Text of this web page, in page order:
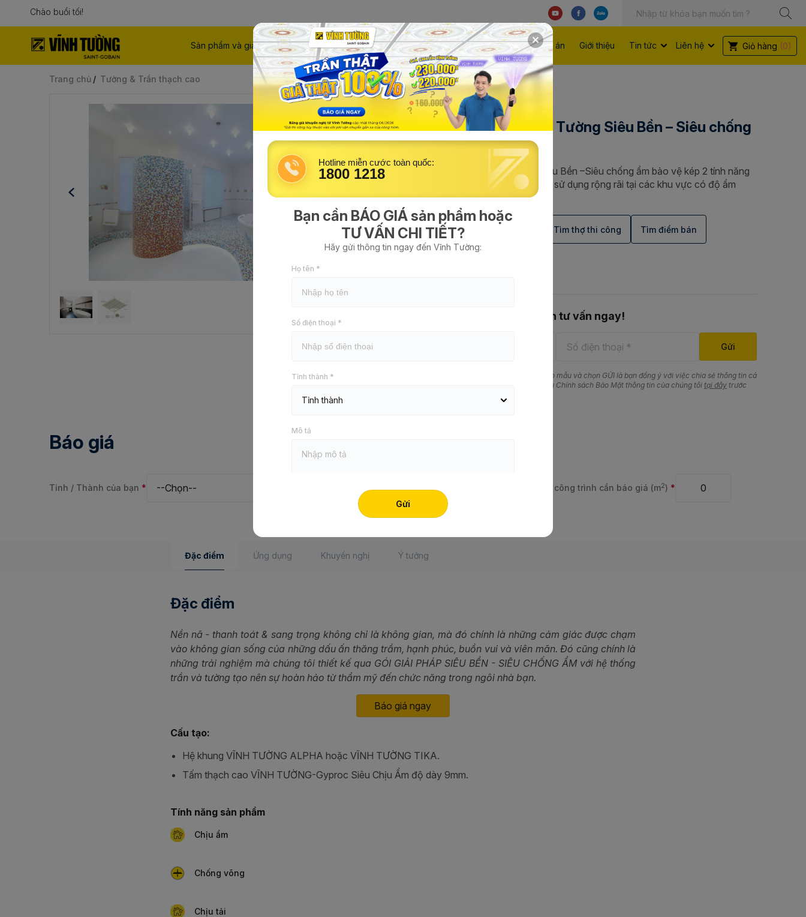
Hotline miễn cước toàn quốc:
1800 1218
Bạn cần BÁO GIÁ sản phẩm hoặc
TƯ VẤN CHI TIẾT?
Hãy gửi thông tin ngay đến Vĩnh Tường:
Họ tên *
Số điện thoại *
Tỉnh thành *
Mô tả
Sản phẩm và giải pháp Mẫu trần nhà đẹp Hỗ trợ kỹ thuật Tìm thợ thi công Dự án Giới thiệu Tin tức Liên hệ Giỏ hàng (0)
Chào buổi tối!
Trang chủ Tường & Trần thạch cao
Trần Thạch Cao Vĩnh Tường Siêu Bền – Siêu chống
ẩm
Trần Thạch Cao Vĩnh Tường Siêu Bền –Siêu chống ẩm bảo vệ kép 2 tính năng
Chống ẩm Chống cháy lan được sử dụng rộng rãi tại các khu vực có độ ẩm
cao.
Mua hàng Tìm thợ thi công Tìm điểm bán
Hãy để lại thông tin để nhận tư vấn ngay!
Bằng việc chủ động điền thông tin theo mẫu và chọn GỬI là bạn đồng ý với việc chia sẻ thông tin cá
nhân với chúng tôi. Bạn có thể tìm hiểu Chính sách Bảo Mật thông tin của chúng tôi tại đây trước
Báo giá
Tỉnh / Thành của bạn * Nhập diện tích công trình cần báo giá (m2) *
Đặc điểm Ứng dụng Khuyến nghị Ý tưởng
Đặc điểm
Nền nã - thanh toát & sang trọng không chỉ là không gian, mà đó chính là những cảm giác được chạm
vào không gian sống của những dấu ấn thăng trầm, hạnh phúc, buồn vui và viên mãn. Đó cũng chính là
những trải nghiệm mà chúng tôi thiết kế qua GÓI GIẢI PHÁP SIÊU BỀN - SIÊU CHỐNG ẨM với hệ thống
trần và tường tạo nên sự hoàn hảo từ thẩm mỹ đến chức năng trong ngôi nhà bạn.
Báo giá ngay
Cấu tạo:
Hệ khung VĨNH TƯỜNG ALPHA hoặc VĨNH TƯỜNG TIKA.
Tấm thạch cao VĨNH TƯỜNG-Gyproc Siêu Chịu Ẩm độ dày 9mm.
Tính năng sản phẩm
Chịu ẩm
Chống võng
Chịu tải